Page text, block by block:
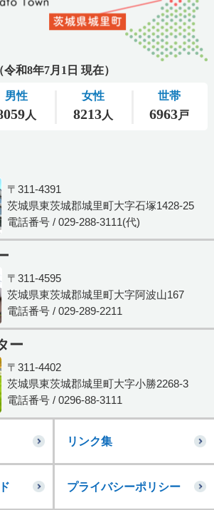
〒311-4391
茨城県東茨城郡城里町大字石塚1428-25
電話番号 / 029-288-3111(代)
〒311-4595
茨城県東茨城郡城里町大字阿波山167
電話番号 / 029-289-2211
ー
〒311-4402
茨城県東茨城郡城里町大字小勝2268-3
電話番号 / 0296-88-3111
リンク集
プライバシーポリシー